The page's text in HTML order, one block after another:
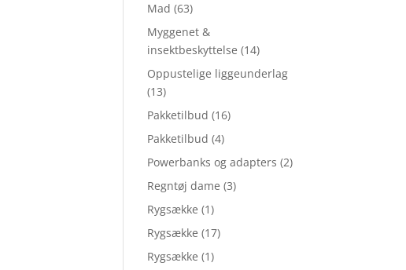
Mad (63)
Myggenet &
insektbeskyttelse (14)
Oppustelige liggeunderlag
(13)
Pakketilbud (16)
Pakketilbud (4)
Powerbanks og adapters (2)
Regntøj dame (3)
Rygsække (1)
Rygsække (17)
Rygsække (1)